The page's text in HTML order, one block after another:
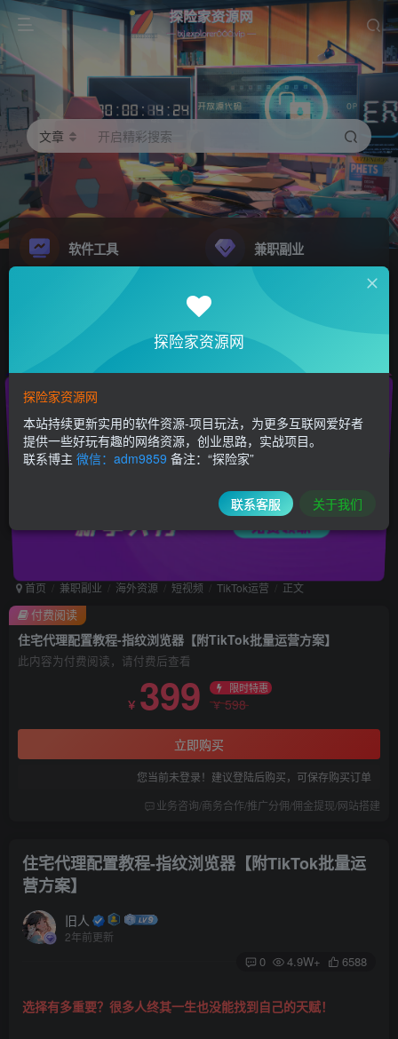
文章 开启精彩搜索
软件工具 兼职副业
精品源码
首页 兼职副业 海外资源 短视频 TikTok运营 正文
住宅代理配置教程-指纹浏览器【附TikTok批量运营方案】
此内容为付费阅读，请付费后查看
￥ 399 限时特惠
￥598
立即购买
您当前未登录！建议登陆后购买，可保存购买订单
业务咨询/商务合作/推广分佣/佣金提现/网站搭建
付费阅读
住宅代理配置教程-指纹浏览器【附TikTok批量运
营方案】
旧人
2年前更新
0 4.9W+ 6588
选择有多重要？很多人终其一生也没能找到自己的天赋！
探险家资源网
探险家资源网
本站持续更新实用的软件资源-项目玩法，为更多互联网爱好者
提供一些好玩有趣的网络资源，创业思路，实战项目。
联系博主 微信：adm9859 备注：“探险家”
联系客服 关于我们